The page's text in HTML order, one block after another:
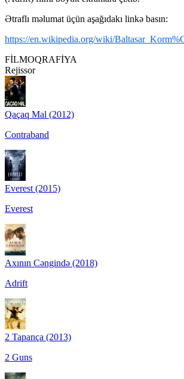
Ətraflı məlumat üçün aşağıdakı linkə basın:
https://en.wikipedia.org/wiki/
FİLMOQRAFİYA
Rejissor
Qaçaq Mal (2012)
Contraband
Everest (2015)
Everest
Axının Cəngində (2018)
Adrift
2 Tapança (2013)
2 Guns